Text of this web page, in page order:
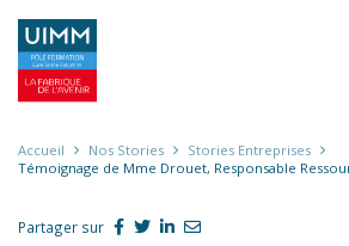
contenu
principal
Fil
d'Ariane
Accueil Nos Stories
Stories Entreprises
Témoignage de Mme Drouet, Responsable
Partager sur